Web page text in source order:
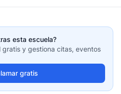
esta escuela?
gratis y gestiona citas, eventos
gratis